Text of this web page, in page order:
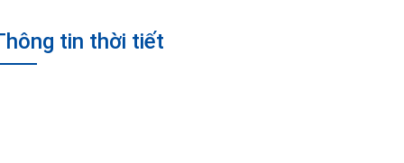
tin thời tiết